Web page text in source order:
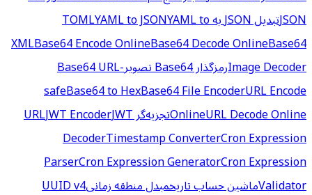
JSONتبدیل JSON به TOML YAML to JSONYAML to
XMLBase64 Encode OnlineBase64 Decode OnlineBase64
Image Decoderرمزگذار Base64 تصویر
Base64 URL-
safeBase64 to HexBase64 File EncoderURL Encode
OnlineURL Decode Online تجزیه‌گر URL JWT EncoderJWT
DecoderTimestamp ConverterCron Expression
ParserCron Expression GeneratorCron Expression
Validatorماشین حساب تاریخمبدل منطقه زمانیUUID v4